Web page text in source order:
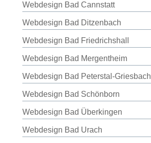
Webdesign Bad Cannstatt
Webdesign Bad Ditzenbach
Webdesign Bad Friedrichshall
Webdesign Bad Mergentheim
Webdesign Bad Peterstal-Griesbach
Webdesign Bad Schönborn
Webdesign Bad Überkingen
Webdesign Bad Urach